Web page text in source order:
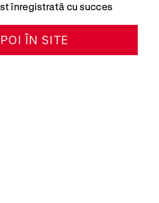
înregistrată cu succes
ÎN SITE